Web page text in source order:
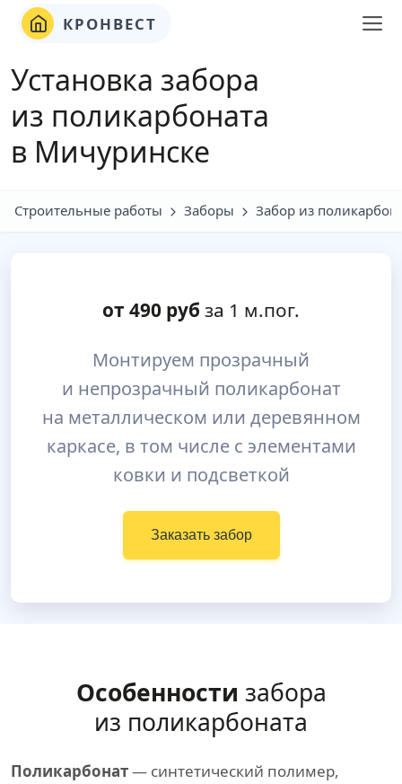
КРОНВЕСТ
Установка забора
из поликарбоната
в Мичуринске
Строительные работы Заборы Забор из
от 490 руб за 1 м.пог.
Монтируем прозрачный
и непрозрачный поликарбонат
на металлическом или деревянном
каркасе, в том числе с элементами
ковки и подсветкой
Заказать забор
Особенности забора
из поликарбоната
Поликарбонат— синтетический полимер,